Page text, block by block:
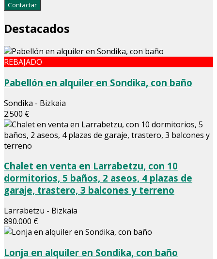
Contactar
Destacados
REBAJADO
Pabellón en alquiler en Sondika, con baño
Sondika - Bizkaia
2.500 €
Chalet en venta en Larrabetzu, con 10
dormitorios, 5 baños, 2 aseos, 4 plazas de
garaje, trastero, 3 balcones y terreno
Larrabetzu - Bizkaia
890.000 €
Lonja en alquiler en Sondika, con baño